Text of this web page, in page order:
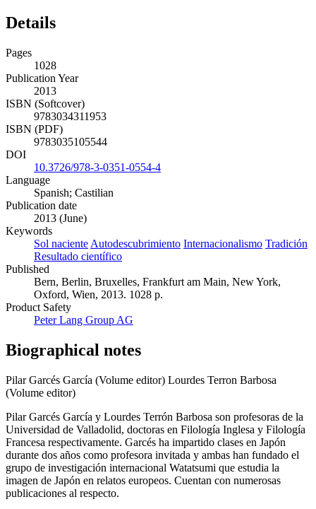
Details
Pages
1028
Publication Year
2013
ISBN (Softcover)
9783034311953
ISBN (PDF)
9783035105544
DOI
10.3726/978-3-0351-0554-4
Language
Spanish; Castilian
Publication date
2013 (June)
Keywords
Sol naciente Autodescubrimiento Internacionalismo Tradición
Resultado científico
Published
Bern, Berlin, Bruxelles, Frankfurt am Main, New York,
Oxford, Wien, 2013. 1028 p.
Product Safety
Peter Lang Group AG
Biographical notes
Pilar Garcés García (Volume editor) Lourdes Terron Barbosa
(Volume editor)
Pilar Garcés García y Lourdes Terrón Barbosa son profesoras de la
Universidad de Valladolid, doctoras en Filología Inglesa y Filología
Francesa respectivamente. Garcés ha impartido clases en Japón
durante dos años como profesora invitada y ambas han fundado el
grupo de investigación internacional Watatsumi que estudia la
imagen de Japón en relatos europeos. Cuentan con numerosas
publicaciones al respecto.